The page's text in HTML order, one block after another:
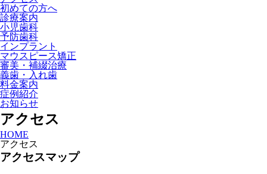
初めての方へ
診療案内
小児歯科
予防歯科
インプラント
マウスピース矯正
審美・補綴治療
義歯・入れ歯
料金案内
症例紹介
お知らせ
アクセス
HOME
アクセス
アクセスマップ